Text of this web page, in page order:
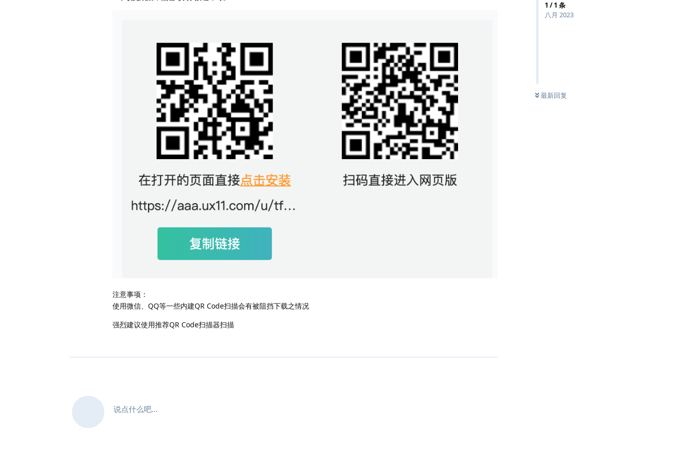
1 /1 条
八月 2023
最新回复
注意事项：
使用微信、QQ等一些内建QR Code扫描会有被阻挡下载之情况
强烈建议使用推荐QR Code扫描器扫描
说点什么吧...